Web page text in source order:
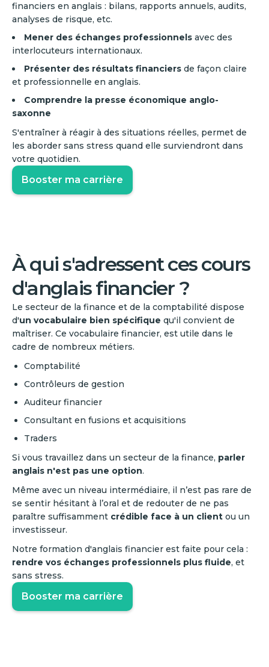
financiers en anglais : bilans, rapports annuels, audits,
analyses de risque, etc.
Mener des échanges professionnels avec des
interlocuteurs internationaux.
Présenter des résultats financiers de façon claire
et professionnelle en anglais.
Comprendre la presse économique anglo-
saxonne
S'entraîner à réagir à des situations réelles, permet de
les aborder sans stress quand elle surviendront dans
votre quotidien.
Booster ma carrière
‍À qui s'adressent ces cours
d'anglais financier ?
Le secteur de la finance et de la comptabilité dispose
d'un vocabulaire bien spécifique qu'il convient de
maîtriser. Ce vocabulaire financier, est utile dans le
cadre de nombreux métiers.
Comptabilité
Contrôleurs de gestion
Auditeur financier
Consultant en fusions et acquisitions
Traders
Si vous travaillez dans un secteur de la finance, parler
anglais n'est pas une option.
Même avec un niveau intermédiaire, il n’est pas rare de
se sentir hésitant à l’oral et de redouter de ne pas
paraître suffisamment crédible face à un client ou un
investisseur.
Notre formation d'anglais financier est faite pour cela :
rendre vos échanges professionnels plus fluide, et
sans stress.
Booster ma carrière